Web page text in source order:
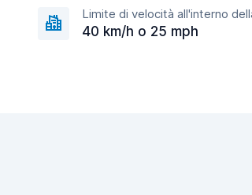
Limite di velocità all'interno
40 km/h o 25 mph